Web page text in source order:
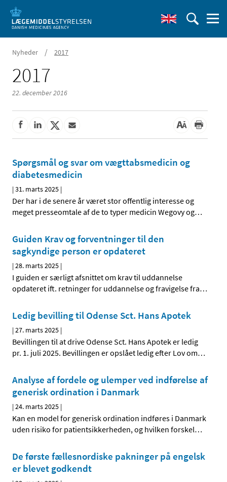
Nyheder / 2017
2017
22. december 2016
Spørgsmål og svar om vægttabsmedicin og
diabetesmedicin
|31. marts 2025 |
Der har i de senere år været stor offentlig interesse og
meget presseomtale af de to typer medicin Wegovy og…
Guiden Krav og forventninger til den
sagkyndige person er opdateret
|28. marts 2025 |
I guiden er særligt afsnittet om krav til uddannelse
opdateret ift. retninger for uddannelse og fravigelse fra…
Ledig bevilling til Odense Sct. Hans Apotek
|27. marts 2025 |
Bevillingen til at drive Odense Sct. Hans Apotek er ledig
pr. 1. juli 2025. Bevillingen er opslået ledig efter Lov om…
Analyse af fordele og ulemper ved indførelse af
generisk ordination i Danmark
|24. marts 2025 |
Kan en model for generisk ordination indføres i Danmark
uden risiko for patientsikkerheden, og hvilken forskel…
De første fællesnordiske pakninger på engelsk
er blevet godkendt